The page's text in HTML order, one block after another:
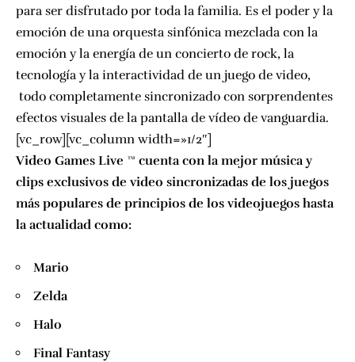
para ser disfrutado por toda la familia. Es el poder y la
emoción de una orquesta sinfónica mezclada con la
emoción y la energía de un concierto de rock, la
tecnología y la interactividad de un juego de video,
todo completamente sincronizado con sorprendentes
efectos visuales de la pantalla de vídeo de vanguardia.
[vc_row][vc_column width=»1/2″]
Video Games Live ™ cuenta con la mejor música y
clips exclusivos de video sincronizadas de los juegos
más populares de principios de los videojuegos hasta
la actualidad como:
Mario
Zelda
Halo
Final Fantasy